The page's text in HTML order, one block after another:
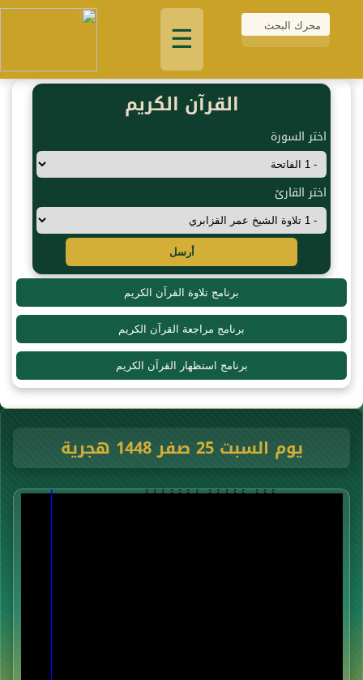
☰
القرآن الكريم
اختر السورة
اختر القارئ
أرسل
برنامج تلاوة القرآن الكريم
برنامج مراجعة القرآن الكريم
برنامج استظهار القرآن الكريم
يوم السبت 25 صفر 1448 هجرية